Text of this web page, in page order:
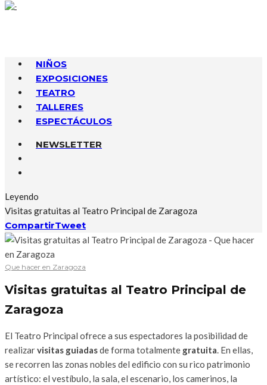
NIÑOS
EXPOSICIONES
TEATRO
TALLERES
ESPECTÁCULOS
NEWSLETTER
Leyendo
Visitas gratuitas al Teatro Principal de Zaragoza
CompartirTweet
Que hacer en Zaragoza
Visitas gratuitas al Teatro Principal de
Zaragoza
El Teatro Principal ofrece a sus espectadores la posibilidad de
realizarvisitas guiadasde forma totalmente gratuita. En ellas,
se recorren las zonas nobles del edificio con su rico patrimonio
artístico: el vestíbulo, la sala, el escenario, los camerinos, la